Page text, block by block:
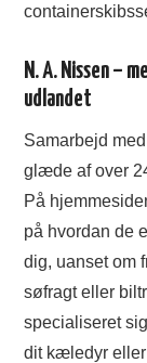
N. A. Nissen –
udlandet
Samarbejd
glæde af over
På
på hvordan de
dig, uanset om
søfragt eller
specialiseret
dit kæledyr eller